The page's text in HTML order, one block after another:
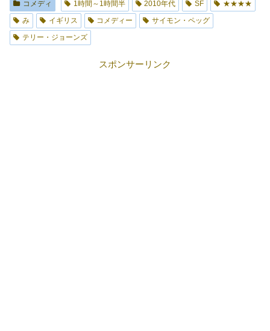
コメディ 1時間～1時間半 2010年代 SF
★★★★
み
イギリス コメディー
サイモン・ペッグ
テリー・ジョーンズ
スポンサーリンク